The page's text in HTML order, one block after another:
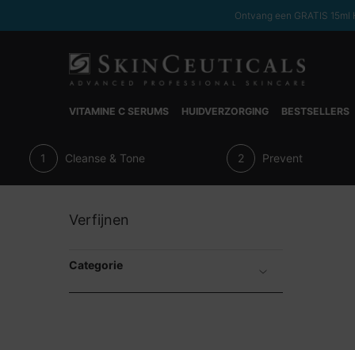
Ontvang een GRATIS
VITAMINE C SERUMS HUIDVERZORGING BESTSELLERS
Cleanse & Tone Prevent
Protect
Verfijnen
Categorie